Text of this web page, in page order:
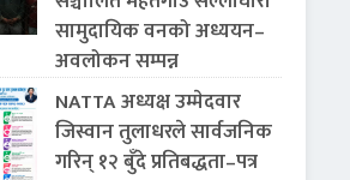
सामुदायिक वनको अध्ययन–
अवलोकन सम्पन्न
NATTA अध्यक्ष उम्मेदवार
जिस्वान तुलाधरले सार्वजनिक
गरिन् १२ बुँदे प्रतिबद्धता–पत्र